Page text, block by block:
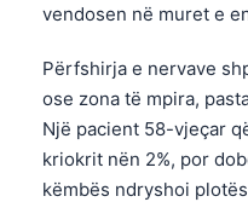
vendosen në muret e
Përfshirja e nervave
ose zona të mpira,
Një pacient 58-vjeçar
kriokrit nën 2%, por
këmbës ndryshoi
Tiếng Việt
Tagalog
ไทย
ဗမာစာ
ភាសាខ្មែរ